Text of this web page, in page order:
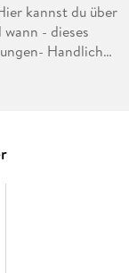
kannst du über
- dieses
Handliches